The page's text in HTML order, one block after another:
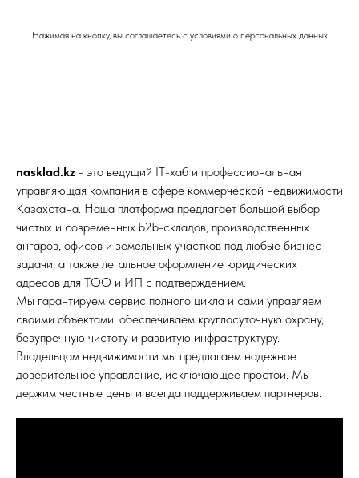
Нажимая на кнопку, вы соглашаетесь с условиями о персональных данных
nasklad.kz - это ведущий IT-хаб и профессиональная
управляющая компания в сфере коммерческой недвижимости
Казахстана. Наша платформа предлагает большой выбор
чистых и современных b2b-складов, производственных
ангаров, офисов и земельных участков под любые бизнес-
задачи, а также легальное оформление юридических
адресов для ТОО и ИП с подтверждением.
Мы гарантируем сервис полного цикла и сами управляем
своими объектами: обеспечиваем круглосуточную охрану,
безупречную чистоту и развитую инфраструктуру.
Владельцам недвижимости мы предлагаем надежное
доверительное управление, исключающее простои. Мы
держим честные цены и всегда поддерживаем партнеров.